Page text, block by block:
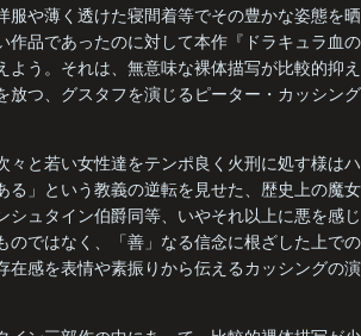
や薄く透けた寝間着等でその豊かな姿態を
品であったのに対して本作『ドラキュラ血の
う。それは、無意味な裸体描写が比較的抑
つ、グスタフを演じるピーター・カッシン
と若い女性達をテンポ良く火刑に処す様は
る」という教義の逆転を見せた、歴史上の魔
ュタイン伯爵同等、いやそれ以上に悪を感
ではなく、「善」なる信念に根ざした上で
在感を表情や素振りから伝えるカッシングの